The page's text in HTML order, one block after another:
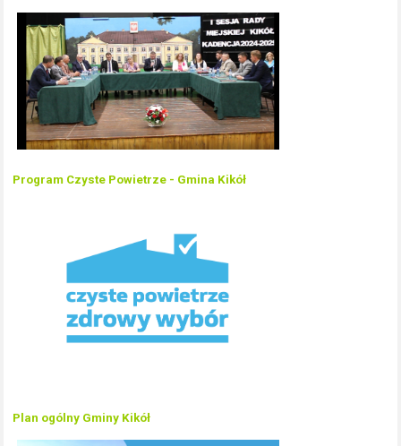
Program Czyste Powietrze - Gmina Kikół
Plan ogólny Gminy Kikół